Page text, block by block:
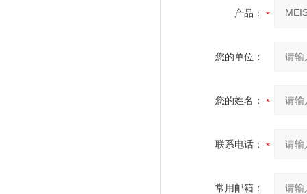
产品：
您的单位：
您的姓名：
联系电话：
常用邮箱：